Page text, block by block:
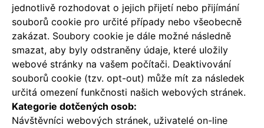
jednotlivě rozhodovat o jejich přijetí nebo přijímání
souborů cookie pro určité případy nebo všeobecně
zakázat. Soubory cookie je dále možné následně
smazat, aby byly odstraněny údaje, které uložily
webové stránky na vašem počítači. Deaktivování
souborů cookie (tzv. opt-out) může mít za následek
určitá omezení funkčnosti našich webových stránek.
Kategorie dotčených osob:
Návštěvníci webových stránek, uživatelé on-line